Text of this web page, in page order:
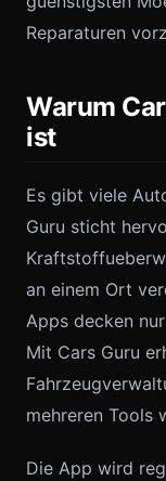
Reparaturen
Warum
ist
Es gibt viele
Guru sticht
an einem Ort
Apps decken
Mit Cars Guru
mehreren Tools
Die App wird